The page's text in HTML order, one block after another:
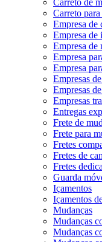
Carreto de
Carreto
Empresa de
Empresa de
Empresa de
Empresa
Empresa
Empresas
Empresas
Empresas
Entregas
Frete de
Frete para
Fretes
Fretes de
Fretes
Guarda
Içamentos
Içamentos
Mudanças
Mudanças
Mudanças